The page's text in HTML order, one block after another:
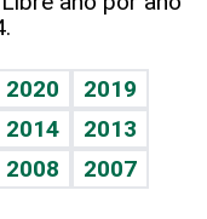
2020
2019
2014
2013
2008
2007